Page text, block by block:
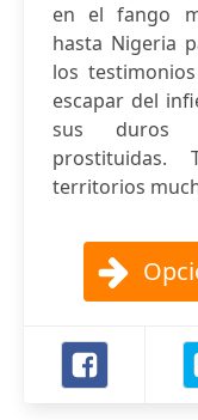
en el fango
hasta Nigeria
los
escapar del
sus duros
prostituidas.
territorios